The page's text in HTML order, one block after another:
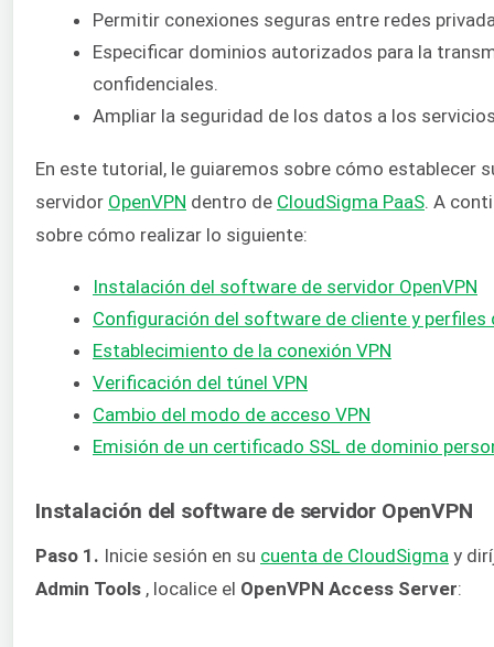
Permitir conexiones seguras entre redes
Especificar dominios autorizados para la
confidenciales.
Ampliar la seguridad de los datos a los
En este tutorial, le guiaremos sobre cómo establecer
servidor OpenVPN dentro de CloudSigma PaaS . A
sobre cómo realizar lo siguiente:
Instalación del software de servidor OpenVPN
Configuración del software de cliente y perfiles
Establecimiento de la conexión VPN
Verificación del túnel VPN
Cambio del modo de acceso VPN
Emisión de un certificado SSL de dominio
Instalación del software de servidor OpenVPN
Paso 1. Inicie sesión en su cuenta de CloudSigma y
Admin Tools , localice el OpenVPN Access Server: